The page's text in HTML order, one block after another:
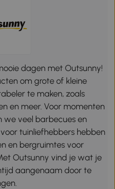
dagen met Outsunny!
om grote of kleine
te maken, zoals
en meer. Voor momenten
we veel barbecues en
tuinliefhebbers hebben
en bergruimtes voor
Outsunny vind je wat je
aangenaam door te